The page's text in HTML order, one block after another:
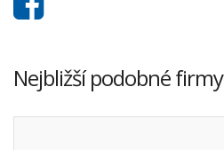
Nejbližší podobné firmy